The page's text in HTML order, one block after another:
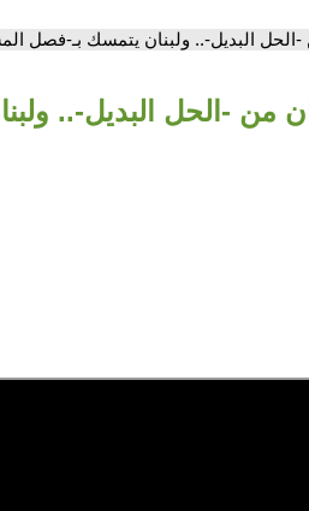
الحل البديل-.. ولبنان يتمسك بـ-فصل
من -الحل البديل-..